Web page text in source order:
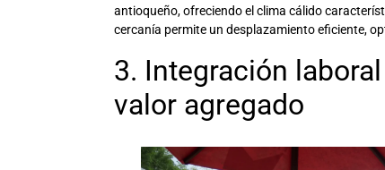
antioqueño, ofreciendo el clima cálido
cercanía permite un desplazamiento eficiente,
3. Integración
valor agregado